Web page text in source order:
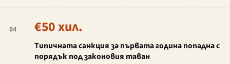
04 €50 хил.
Типичната санкция за първата година попадна с
порядък под законовия таван